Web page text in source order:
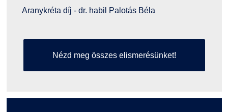
Aranykréta díj - dr. habil Palotás Béla
Nézd meg összes elismerésünket!